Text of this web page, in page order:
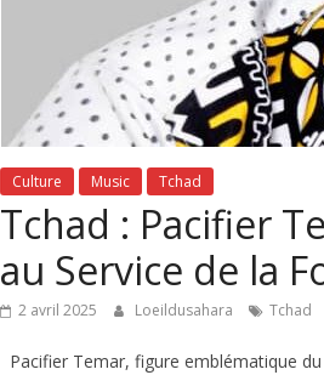
Culture Music Tchad
Tchad : Pacifier
au Service de la
2 avril 2025 Loeildusahara Tchad
Pacifier Temar, figure emblématique